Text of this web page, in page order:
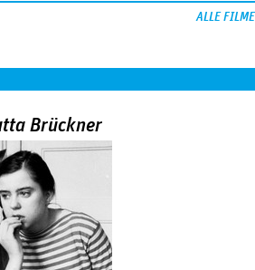
ALLE FILME
Brückner